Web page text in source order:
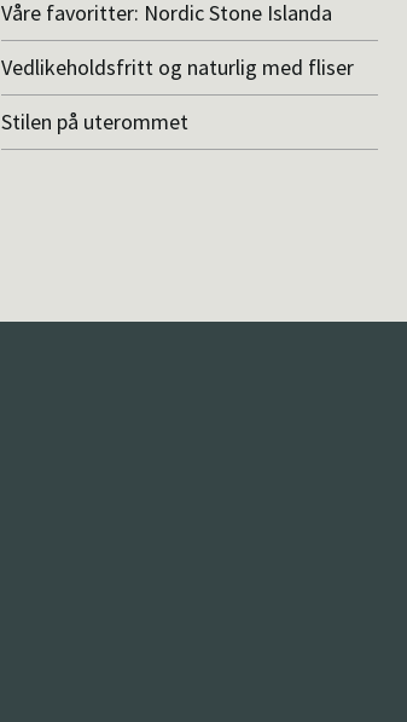
Våre favoritter: Nordic Stone Islanda
Vedlikeholdsfritt og naturlig med fliser
Stilen på uterommet